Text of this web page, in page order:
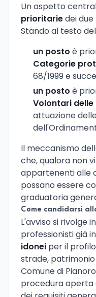
Un aspetto
prioritariedei
Stando al testo
un posto è
Categorie
68/1999 e
un posto è
Volontari
attuazione
Il meccanismo
che, qualora non
appartenenti alle
possano essere
graduatoria
Come candidarsi
L'avviso si rivolge
professionisti già
idonei per il
strade,
Comune di
procedura aperta